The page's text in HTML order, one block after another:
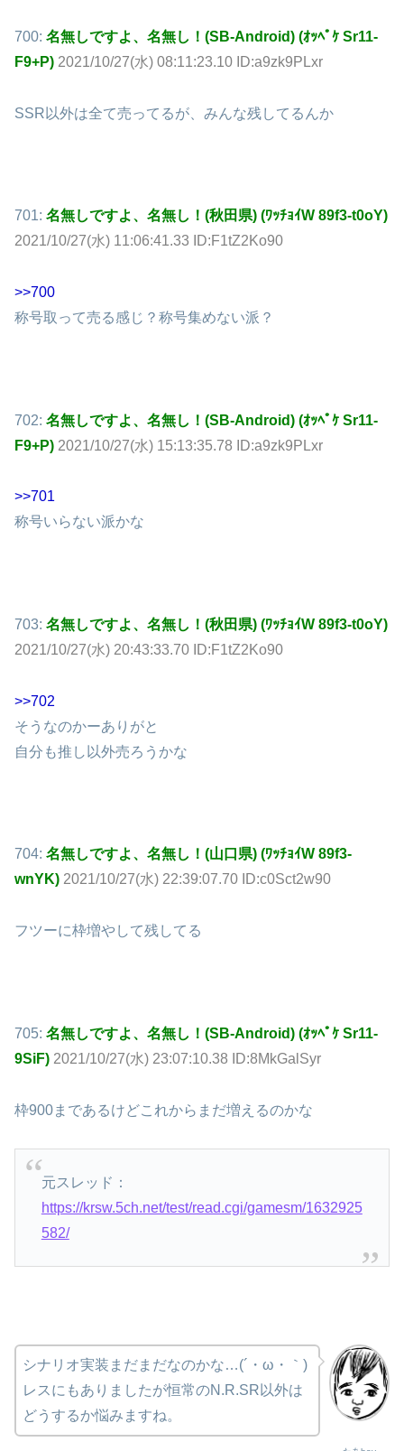
700: 名無しですよ、名無し！(SB-Android) (ｵｯﾍﾟｹ Sr11-
F9+P) 2021/10/27(水) 08:11:23.10 ID:a9zk9PLxr
SSR以外は全て売ってるが、みんな残してるんか
701: 名無しですよ、名無し！(秋田県) (ﾜｯﾁｮｲW 89f3-t0oY)
2021/10/27(水) 11:06:41.33 ID:F1tZ2Ko90
>>700
称号取って売る感じ？称号集めない派？
702: 名無しですよ、名無し！(SB-Android) (ｵｯﾍﾟｹ Sr11-
F9+P) 2021/10/27(水) 15:13:35.78 ID:a9zk9PLxr
>>701
称号いらない派かな
703: 名無しですよ、名無し！(秋田県) (ﾜｯﾁｮｲW 89f3-t0oY)
2021/10/27(水) 20:43:33.70 ID:F1tZ2Ko90
>>702
そうなのかーありがと
自分も推し以外売ろうかな
704: 名無しですよ、名無し！(山口県) (ﾜｯﾁｮｲW 89f3-
wnYK) 2021/10/27(水) 22:39:07.70 ID:c0Sct2w90
フツーに枠増やして残してる
705: 名無しですよ、名無し！(SB-Android) (ｵｯﾍﾟｹ Sr11-
9SiF) 2021/10/27(水) 23:07:10.38 ID:8MkGalSyr
枠900まであるけどこれからまだ増えるのかな
元スレッド：
https://krsw.5ch.net/test/read.cgi/gamesm/1632925
582/
シナリオ実装まだまだなのかな…(´・ω・｀)
レスにもありましたが恒常のN.R.SR以外は
どうするか悩みますね。